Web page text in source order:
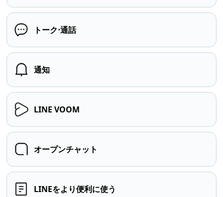
トーク⋅通話
通知
LINE VOOM
オープンチャット
LINEをより便利に使う